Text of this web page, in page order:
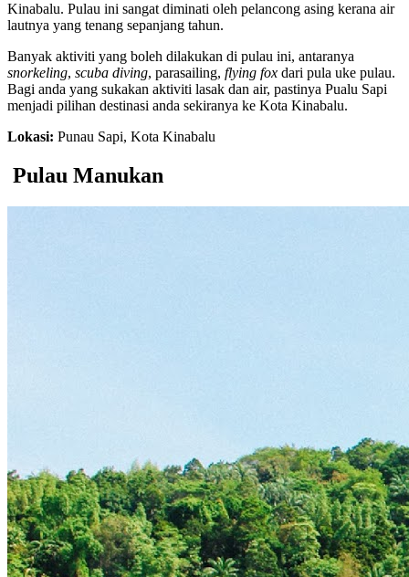
Kinabalu. Pulau ini sangat diminati oleh pelancong asing kerana air
lautnya yang tenang sepanjang tahun.
Banyak aktiviti yang boleh dilakukan di pulau ini, antaranya
snorkeling, scuba diving, parasailing, flying fox dari pula uke pulau.
Bagi anda yang sukakan aktiviti lasak dan air, pastinya Pualu Sapi
menjadi pilihan destinasi anda sekiranya ke Kota Kinabalu.
Lokasi: Punau Sapi, Kota Kinabalu
Pulau Manukan